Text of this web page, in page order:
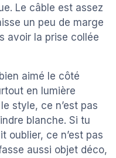
Le câble est assez
un peu de marge
avoir la prise collée
aimé le côté
en lumière
style, ce n’est pas
blanche. Si tu
oublier, ce n’est pas
aussi objet déco,